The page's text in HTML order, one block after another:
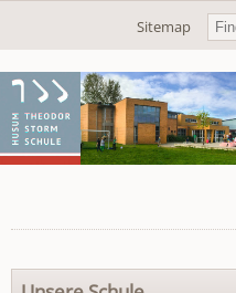
Navigation
Sitemap
Navigation